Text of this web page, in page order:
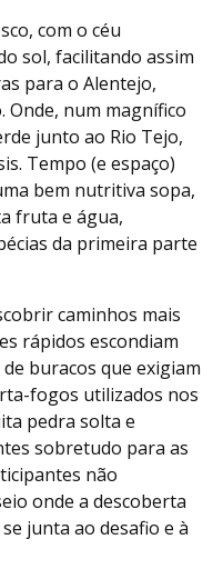
com o céu
sol, facilitando assim
para o Alentejo,
Onde, num magnífico
junto ao Rio Tejo,
Tempo (e espaço)
bem nutritiva sopa,
fruta e água,
da primeira parte
caminhos mais
rápidos escondiam
buracos que exigiam
fogos utilizados nos
pedra solta e
sobretudo para as
não
onde a descoberta
junta ao desafio e à